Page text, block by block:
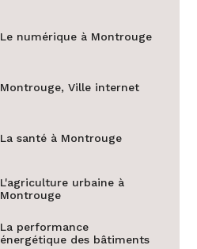
Le numérique à Montrouge
Montrouge, Ville internet
La santé à Montrouge
L'agriculture urbaine à
Montrouge
La performance
énergétique des bâtiments